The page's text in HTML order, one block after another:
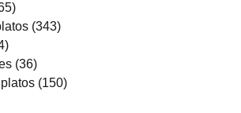
(343)
(36)
(150)